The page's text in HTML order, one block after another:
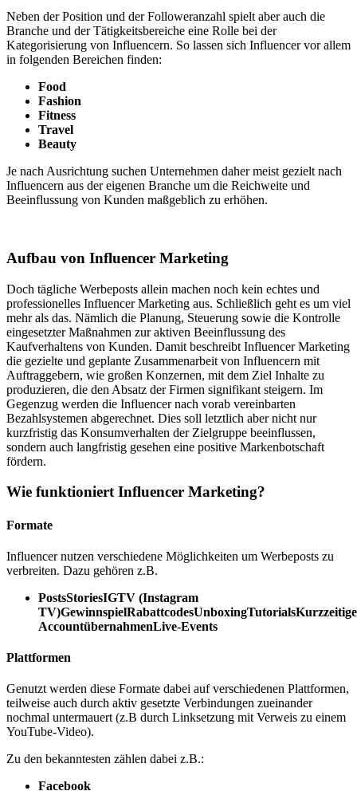
Neben der Position und der Followeranzahl spielt aber auch die
Branche und der Tätigkeitsbereiche eine Rolle bei der
Kategorisierung von Influencern. So lassen sich Influencer vor allem
in folgenden Bereichen finden:
Food
Fashion
Fitness
Travel
Beauty
Je nach Ausrichtung suchen Unternehmen daher meist gezielt nach
Influencern aus der eigenen Branche um die Reichweite und
Beeinflussung von Kunden maßgeblich zu erhöhen.
Aufbau von Influencer Marketing
Doch tägliche Werbeposts allein machen noch kein echtes und
professionelles Influencer Marketing aus. Schließlich geht es um viel
mehr als das. Nämlich die Planung, Steuerung sowie die Kontrolle
eingesetzter Maßnahmen zur aktiven Beeinflussung des
Kaufverhaltens von Kunden. Damit beschreibt Influencer Marketing
die gezielte und geplante Zusammenarbeit von Influencern mit
Auftraggebern, wie großen Konzernen, mit dem Ziel Inhalte zu
produzieren, die den Absatz der Firmen signifikant steigern. Im
Gegenzug werden die Influencer nach vorab vereinbarten
Bezahlsystemen abgerechnet. Dies soll letztlich aber nicht nur
kurzfristig das Konsumverhalten der Zielgruppe beeinflussen,
sondern auch langfristig gesehen eine positive Markenbotschaft
fördern.
Wie funktioniert Influencer Marketing?
Formate
Influencer nutzen verschiedene Möglichkeiten um Werbeposts zu
verbreiten. Dazu gehören z.B.
PostsStoriesIGTV (Instagram
TV)GewinnspielRabattcodesUnboxingTutorialsKurzzeitige
AccountübernahmenLive-Events
Plattformen
Genutzt werden diese Formate dabei auf verschiedenen Plattformen,
teilweise auch durch aktiv gesetzte Verbindungen zueinander
nochmal untermauert (z.B durch Linksetzung mit Verweis zu einem
YouTube-Video).
Zu den bekanntesten zählen dabei z.B.:
Facebook